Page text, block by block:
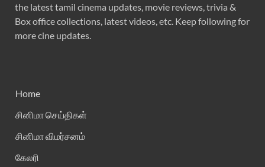
the latest tamil cinema updates, movie reviews, trivia &
Box office collections, latest videos, etc. Keep following for
more cine updates.
Home
சினிமா செய்திகள்
சினிமா விமர்சனம்
கேலரி